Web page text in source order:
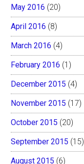
May 2016 (20)
April 2016 (8)
March 2016 (4)
February 2016 (1)
December 2015 (4)
November 2015 (17)
October 2015 (20)
September 2015 (15)
August 2015 (6)